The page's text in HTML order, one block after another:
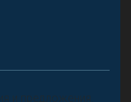
и предложения.